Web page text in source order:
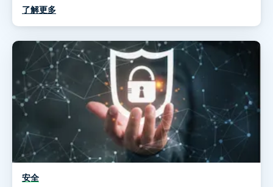
了解更多
安全